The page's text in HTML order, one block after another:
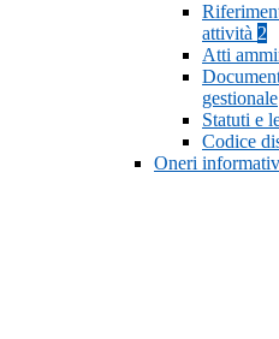
attività 2
Atti
gestionale
Statuti e
Codice
Oneri